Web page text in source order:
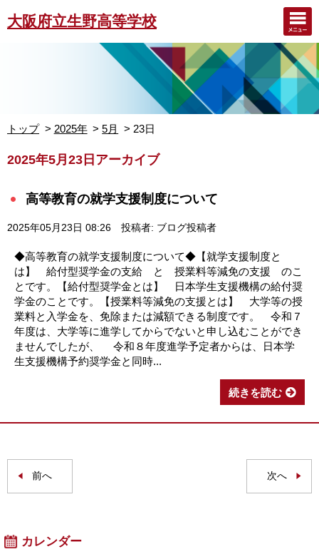
大阪府立生野高等学校
トップ 2025年 5月 23日
2025年5月23日アーカイブ
高等教育の就学支援制度について
2025年05月23日 08:26 投稿者: ブログ投稿者
◆高等教育の就学支援制度について◆【就学支援制度と
は】 給付型奨学金の支給 と 授業料等減免の支援 のこ
とです。【給付型奨学金とは】 日本学生支援機構の給付奨
学金のことです。【授業料等減免の支援とは】 大学等の授
業料と入学金を、免除または減額できる制度です。 令和７
年度は、大学等に進学してからでないと申し込むことができ
ませんでしたが、 令和８年度進学予定者からは、日本学
生支援機構予約奨学金と同時...
続きを読む
前へ 次へ
カレンダー